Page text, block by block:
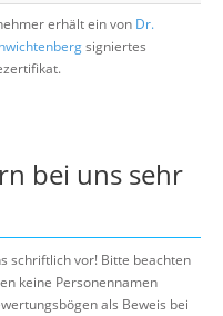
erhält ein von Dr.
signiertes
bei uns sehr
schriftlich vor! Bitte beachten
keine Personennamen
als Beweis bei